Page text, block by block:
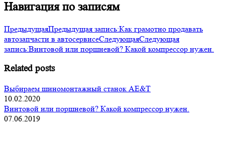
Навигация по записям
ПредыдущаяПредыдущая запись:Как грамотно продавать
автозапчасти в автосервисеСледующаяСледующая
запись:Винтовой или поршневой? Какой компрессор нужен.
Related posts
Выбираем шиномонтажный станок AE&T
10.02.2020
Винтовой или поршневой? Какой компрессор нужен.
07.06.2019